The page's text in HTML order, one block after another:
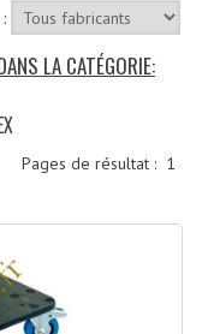
LA CATÉGORIE:
Pages de résultat : 1